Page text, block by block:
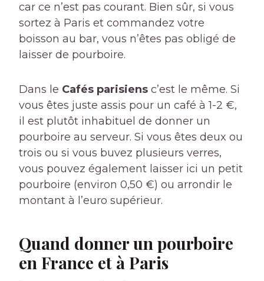
car ce n’est pas courant. Bien sûr, si vous
sortez à Paris et commandez votre
boisson au bar, vous n’êtes pas obligé de
laisser de pourboire.
Dans le Cafés parisiens c’est le même. Si
vous êtes juste assis pour un café à 1-2 €,
il est plutôt inhabituel de donner un
pourboire au serveur. Si vous êtes deux ou
trois ou si vous buvez plusieurs verres,
vous pouvez également laisser ici un petit
pourboire (environ 0,50 €) ou arrondir le
montant à l’euro supérieur.
Quand donner un pourboire
en France et à Paris